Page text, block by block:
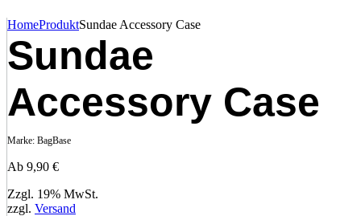
HomeProduktSundae Accessory Case
Sundae
Accessory Case
Marke: BagBase
Ab 9,90 €
Zzgl. 19% MwSt.
zzgl. Versand